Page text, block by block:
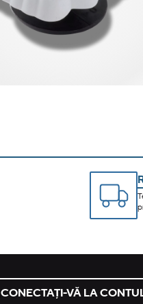
CONECTAȚI-VĂ LA